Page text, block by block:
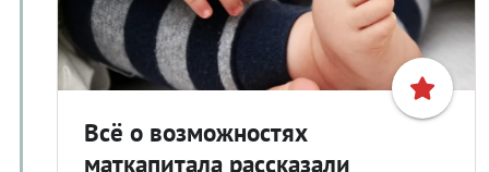
Всё о возможностях
маткапитала рассказали